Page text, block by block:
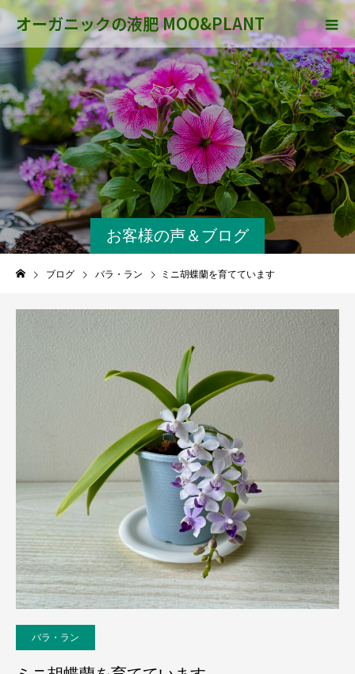
オーガニックの液肥 MOO&PLANT
お客様の声＆ブログ
ブログ バラ・ラン ミニ胡蝶蘭を育てています
バラ・ラン